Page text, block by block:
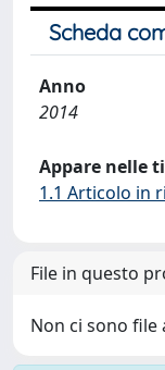
Scheda
Anno
2014
Appare nelle
1.1 Articolo in
File in questo
Non ci sono